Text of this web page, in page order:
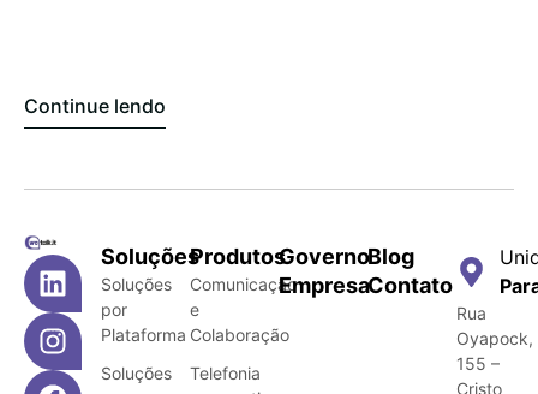
Continue lendo
Soluções
Soluções
por
Plataforma
Soluções
Produtos
Comunicação
e
Colaboração
Telefonia
Governo
Empresa
Blog
Contato
Rua
Oyapock,
155 –
Cristo